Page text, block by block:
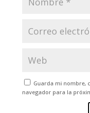
Guarda mi nombre,
navegador para la